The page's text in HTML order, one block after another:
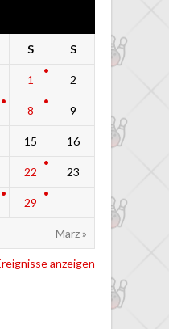
S S
März »
1 2
8 9
15 16
22 23
29
anzeigen